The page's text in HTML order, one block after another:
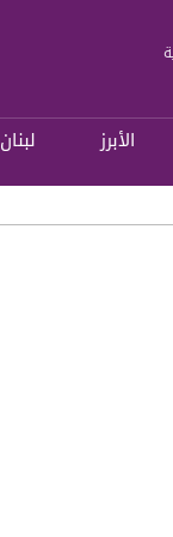
الأبرز لبنان